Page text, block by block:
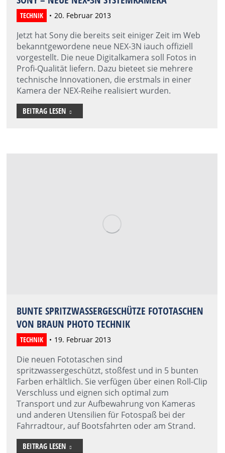
TECHNIK 20. Februar 2013
Jetzt hat Sony die bereits seit einiger Zeit im Web
bekanntgewordene neue NEX-3N iauch offiziell
vorgestellt. Die neue Digitalkamera soll Fotos in
Profi-Qualität liefern. Dazu bieteet sie mehrere
technische Innovationen, die erstmals in einer
Kamera der NEX-Reihe realisiert wurden.
BEITRAG LESEN
BUNTE SPRITZWASSERGESCHÜTZE FOTOTASCHEN
VON BRAUN PHOTO TECHNIK
TECHNIK 19. Februar 2013
Die neuen Fototaschen sind
spritzwassergeschützt, stoßfest und in 5 bunten
Farben erhältlich. Sie verfügen über einen Roll-Clip
Verschluss und eignen sich optimal zum
Transport und zur Aufbewahrung von Kameras
und anderen Utensilien für Fotospaß bei der
Fahrradtour, auf Bootsfahrten oder am Strand.
BEITRAG LESEN